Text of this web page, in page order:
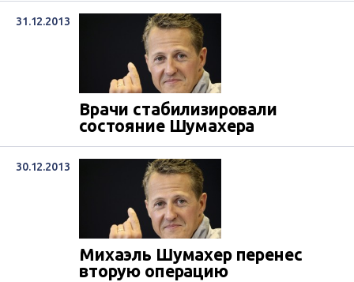
31.12.2013
Врачи стабилизировали
состояние Шумахера
30.12.2013
Михаэль Шумахер перенес
вторую операцию